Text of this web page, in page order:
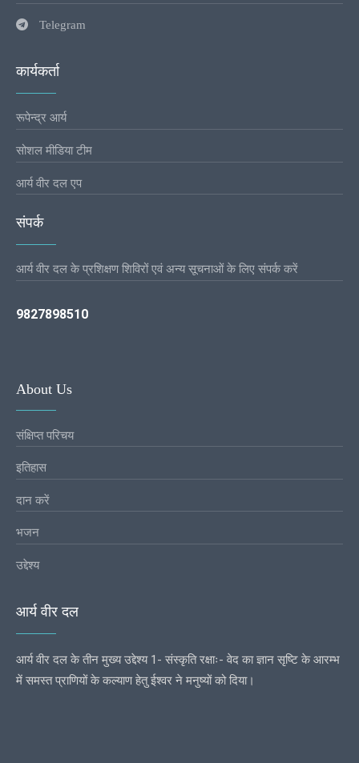
Telegram
कार्यकर्ता
रूपेन्द्र आर्य
सोशल मीडिया टीम
आर्य वीर दल एप
संपर्क
आर्य वीर दल के प्रशिक्षण शिविरों एवं अन्य सूचनाओं के लिए संपर्क करें
9827898510
About Us
संक्षिप्त परिचय
इतिहास
दान करें
भजन
उद्देश्य
आर्य वीर दल
आर्य वीर दल के तीन मुख्य उद्देश्य 1- संस्कृति रक्षाः- वेद का ज्ञान सृष्टि के आरम्भ
में समस्त प्राणियों के कल्याण हेतु ईश्वर ने मनुष्यों को दिया।